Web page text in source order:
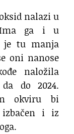
nalazi u
Ima ga i u
je tu manja
oni nanose
naložila
do 2024.
okviru bi
i iz